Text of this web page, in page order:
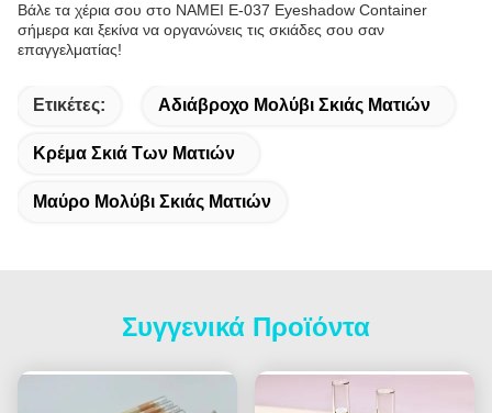
Βάλε τα χέρια σου στο NAMEI E-037 Eyeshadow Container
σήμερα και ξεκίνα να οργανώνεις τις σκιάδες σου σαν
επαγγελματίας!
Ετικέτες: Αδιάβροχο Μολύβι Σκιάς Ματιών
Κρέμα Σκιά Των Ματιών
Μαύρο Μολύβι Σκιάς Ματιών
Συγγενικά Προϊόντα